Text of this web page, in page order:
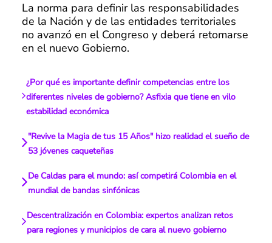
La norma para definir las responsabilidades
de la Nación y de las entidades territoriales
no avanzó en el Congreso y deberá retomarse
en el nuevo Gobierno.
¿Por qué es importante definir competencias entre los
diferentes niveles de gobierno? Asfixia que tiene en vilo
estabilidad económica
"Revive la Magia de tus 15 Años" hizo realidad el sueño de
53 jóvenes caqueteñas
De Caldas para el mundo: así competirá Colombia en el
mundial de bandas sinfónicas
Descentralización en Colombia: expertos analizan retos
para regiones y municipios de cara al nuevo gobierno